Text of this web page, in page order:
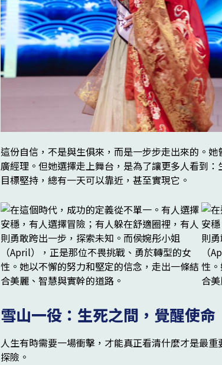
這份自信，不是與生俱來，而是一步步走出來的。
廣經理。但她選擇走上舞台，是為了讓更多人看到
目標堅持，總有一天可以靠近，甚至實現它。
雪山一役：生死之間，覺醒使命
人生有時需要一場衝擊，才能真正看清什麼才是最
探險。